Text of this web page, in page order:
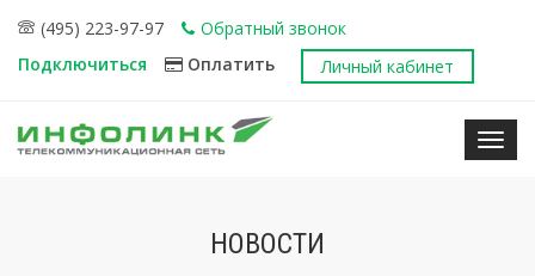
(495) 223-97-97
Обратный звонок
Подключиться
Оплатить Личный кабинет
НОВОСТИ